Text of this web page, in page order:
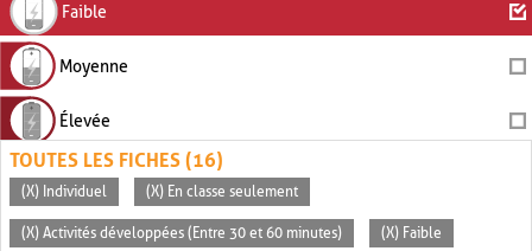
Faible
Moyenne
Élevée
TOUTES LES FICHES (16)
(X) Individuel (X) En classe seulement
(X) Activités développées (Entre 30 et 60 minutes) (X) Faible